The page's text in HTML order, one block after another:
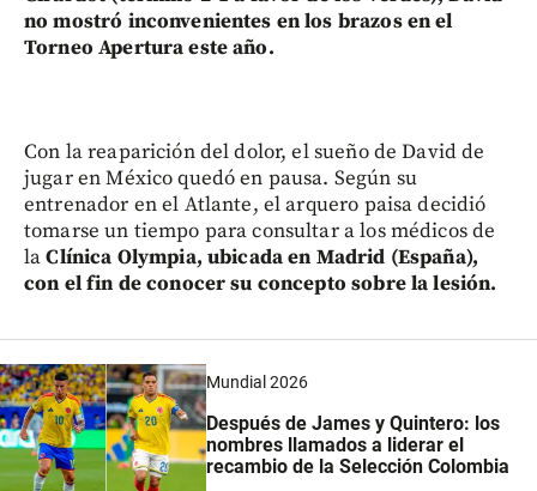
no mostró inconvenientes en los brazos en el
Torneo Apertura este año.
Con la reaparición del dolor, el sueño de David de
jugar en México quedó en pausa. Según su
entrenador en el Atlante, el arquero paisa decidió
tomarse un tiempo para consultar a los médicos de
laClínica Olympia, ubicada en Madrid (España),
con el fin de conocer su concepto sobre la lesión.
Mundial 2026
Después de James y Quintero: los
nombres llamados a liderar el
recambio de la Selección Colombia